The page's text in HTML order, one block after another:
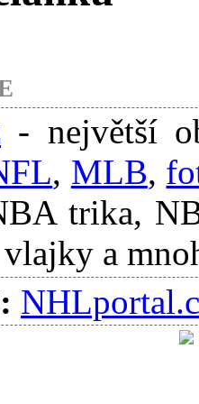
- největší
, MLB,
trika,
a